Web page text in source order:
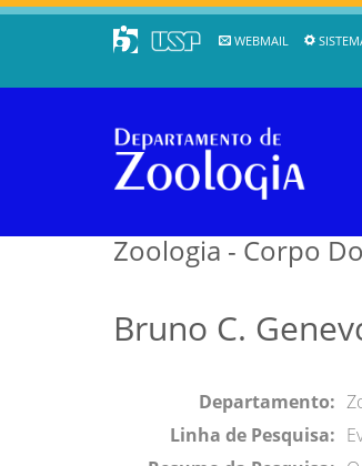
WEBMAIL
Zoologia - Corpo
Bruno C.
Departamento:
Linha de Pesquisa: